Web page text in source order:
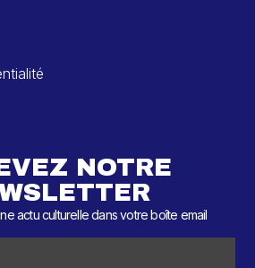
NOTRE
actu culturelle dans votre boîte email